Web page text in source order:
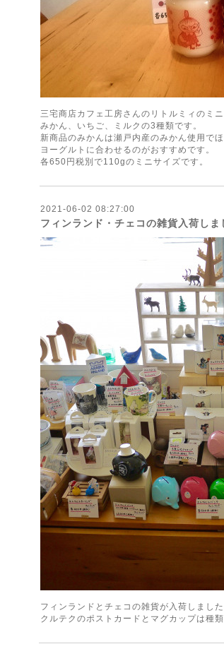
三宅商店カフェ工房さんのリトルミィのミ
みかん、いちご、ミルクの3種類です。
新商品のみかんは瀬戸内産のみかん使用で
ヨーグルトに合わせるのがおすすめです。
各650円税別で110gのミニサイズです。
2021-06-02 08:27:00
フィンランド・チェコの雑貨入荷しま
フィンランドとチェコの雑貨が入荷しました
クルテクのポストカードとマグカップは種